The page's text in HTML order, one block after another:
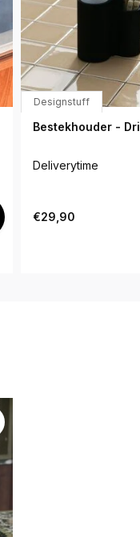
Designstuff
Bestekhouder -
Deliverytime
€29,90